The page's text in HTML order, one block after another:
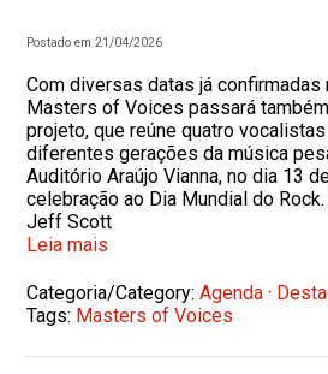
Postado em 21/04/2026
Com diversas datas já confirmadas
Masters of Voices passará
projeto, que reúne quatro
diferentes gerações da música
Auditório Araújo Vianna, no dia 13
celebração ao Dia Mundial do
Jeff Scott
Leia mais
Categoria/Category:Agenda ·
Tags: Masters of Voices